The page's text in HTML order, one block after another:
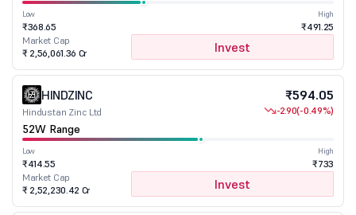
Low
₹368.65
High
₹491.25
Market Cap
₹ 2,56,061.36 Cr
Invest
HINDZINC
Hindustan Zinc Ltd
₹594.05
-2.90(-0.49%)
52W Range
Low
₹414.55
High
₹733
Market Cap
₹ 2,52,230.42 Cr
Invest